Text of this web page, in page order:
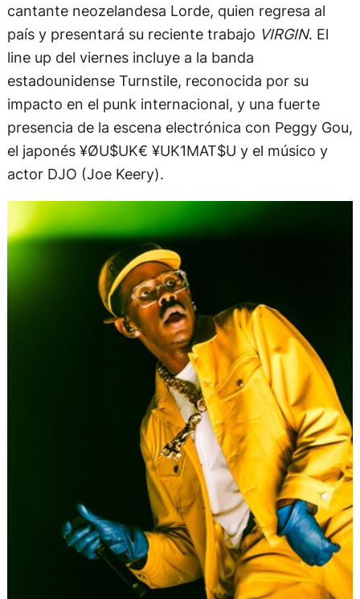
cantante neozelandesa Lorde, quien regresa al
país y presentará su reciente trabajo VIRGIN. El
line up del viernes incluye a la banda
estadounidense Turnstile, reconocida por su
impacto en el punk internacional, y una fuerte
presencia de la escena electrónica con Peggy Gou,
el japonés ¥ØU$UK€ ¥UK1MAT$U y el músico y
actor DJO (Joe Keery).